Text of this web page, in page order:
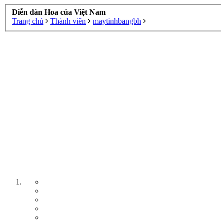
Diễn đàn Hoa của Việt Nam
Trang chủ
Thành viên maytinhbangbh